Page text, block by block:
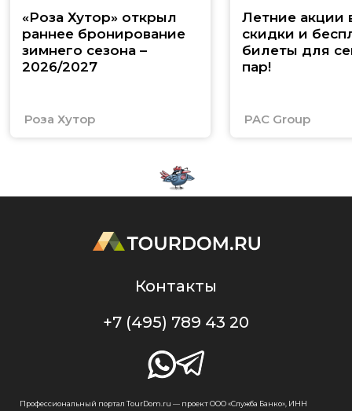
«Роза Хутор» открыл
раннее бронирование
зимнего сезона –
2026/2027
Роза Хутор
Летние акции
скидки и
билеты для
пар!
PAC Group
Контакты
+7 (495) 789 43 20
Профессиональный портал TourDom.ru — проект ООО «Служба Банко», ИНН